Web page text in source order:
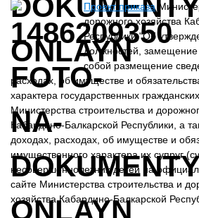
Проект приказа
дорожного хозяйства
Республики "Об
должностей, замещение
собой размещение
расходах, об имуществе и
характера государственных
Министерства строительства и
Кабардино-Балкарской Республики, а
доходах, расходах, об имуществе и
имущественного характера их супруг
несовершеннолетних детей на
сайте Министерства строительства и
хозяйства Кабардино-Балкарской